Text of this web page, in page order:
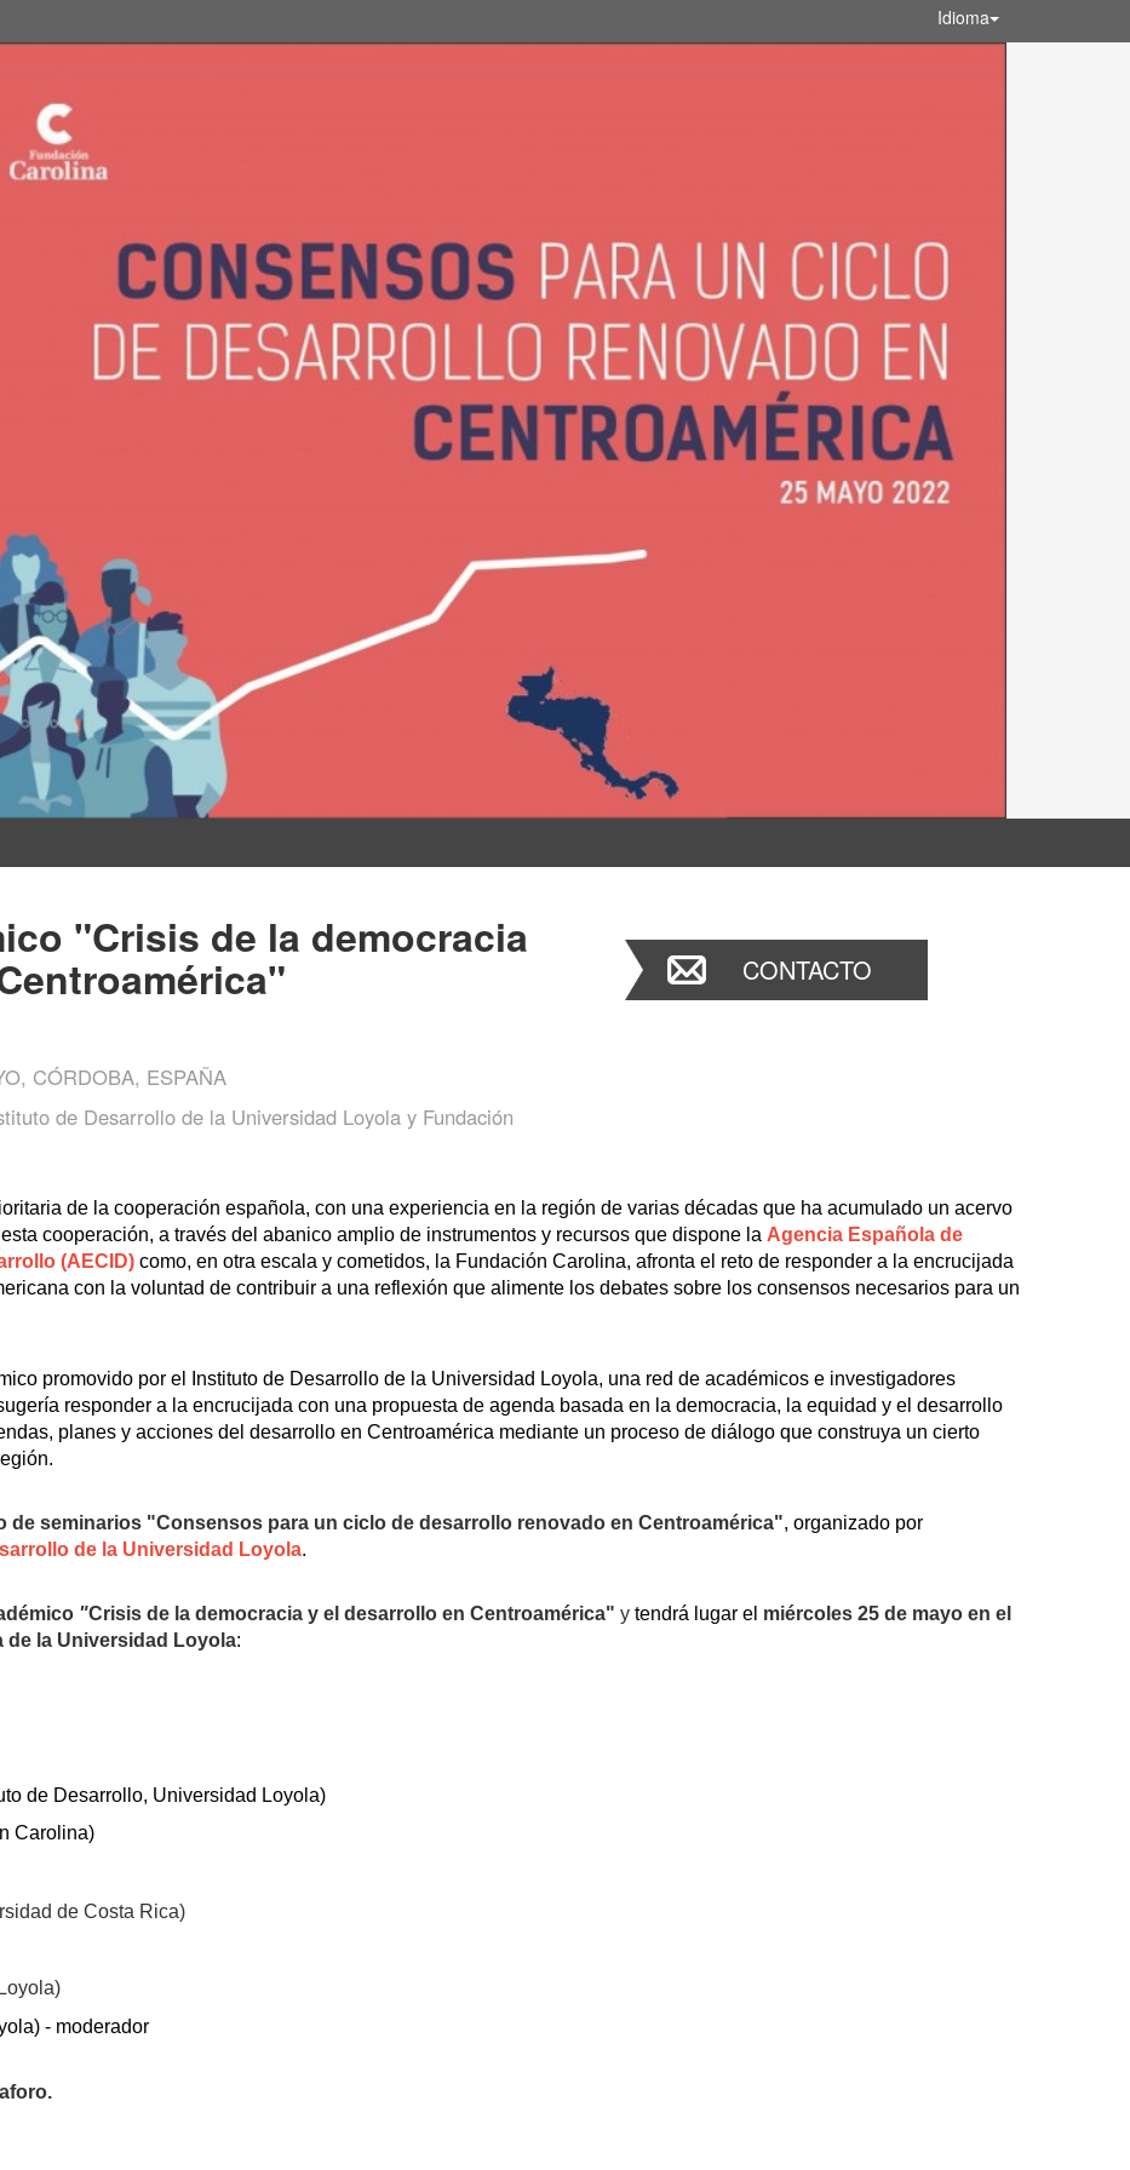
Idioma
"Crisis de la democracia
CÓRDOBA, ESPAÑA
de Desarrollo de la Universidad Loyola y Fundación
CONTACTO
de la cooperación española, con una experiencia en la región de varias décadas que ha acumulado un acervo
cooperación, a través del abanico amplio de instrumentos y recursos que dispone la Agencia Española de
(AECID) como, en otra escala y cometidos, la Fundación Carolina, afronta el reto de responder a la encrucijada
con la voluntad de contribuir a una reflexión que alimente los debates sobre los consensos necesarios para un
promovido por el Instituto de Desarrollo de la Universidad Loyola, una red de académicos e investigadores
responder a la encrucijada con una propuesta de agenda basada en la democracia, la equidad y el desarrollo
planes y acciones del desarrollo en Centroamérica mediante un proceso de diálogo que construya un cierto
de seminarios "Consensos para un ciclo de desarrollo renovado en Centroamérica", organizado por
de la Universidad Loyola.
"Crisis de la democracia y el desarrollo en Centroamérica" y tendrá lugar el miércoles 25 de mayo en el
de la Universidad Loyola:
de Desarrollo, Universidad Loyola)
Carolina)
de Costa Rica)
- moderador